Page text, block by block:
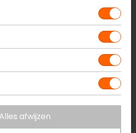
voor motorrijders
motorrijder draait om meer dan
om het ondersteunen van hun
van hun rijervaring. Cadeaus
praktische onderhoudssets en
Alles afwijzen